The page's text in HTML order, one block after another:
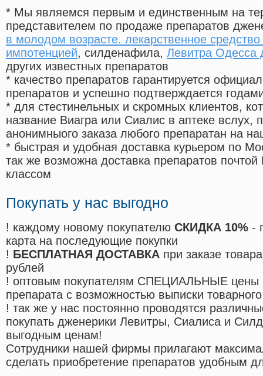
* Мы являемся первым и единственным на
представителем по продаже препаратов
в молодом возрасте. лекарственное
импотенцией, силденафила, Левитра Одесса
других известных препаратов
* качество препаратов гарантируется
препаратов и успешно подтверждается
* для стестинельных и скромных клиентов,
название Виагра или Сиалис в аптеке вслух,
анонимныого заказа любого препаратан на
* быстрая и удобная доставка курьером по
так же возможна доставка препаратов
классом
Покупать у нас выгодно
! каждому новому покупателю СКИДКА 10% -
карта на последующие покупки
! БЕСПЛАТНАЯ ДОСТАВКА при заказе
рублей
! оптовым покупателям СПЕЦИАЛЬНЫЕ цены
препарата с возможностью выписки
! так же у нас постоянно проводятся
покупать дженерики Левитры, Сиалиса и
выгодным ценам!
Cотрудники нашей фирмы прилагают
сделать приобретение препаратов удобным